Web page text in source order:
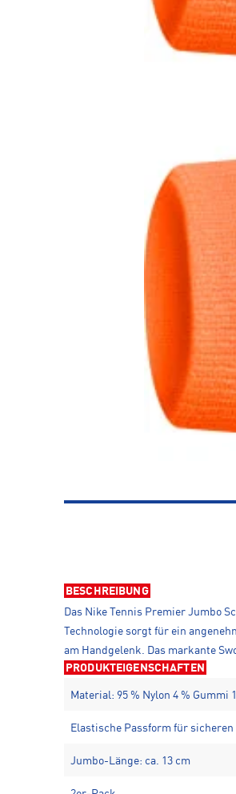
BESCHREIBUNG
Das Nike Tennis Premier Jumbo
Technologie sorgt für ein
am Handgelenk. Das markante
PRODUKTEIGENSCHAFTEN
Material: 95 % Nylon 4 % Gummi
Elastische Passform für sicheren
Jumbo-Länge: ca. 13 cm